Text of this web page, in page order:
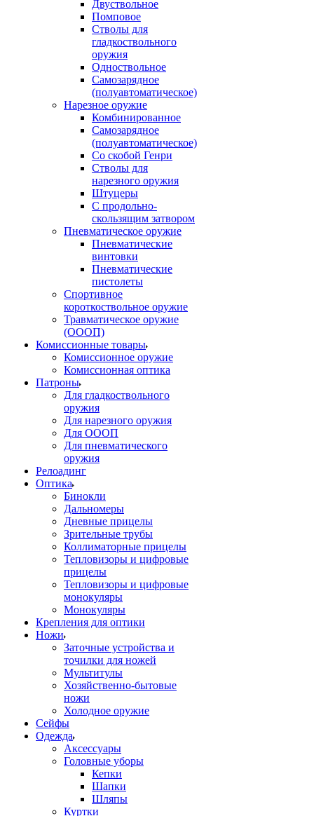
Двуствольное
Помповое
Стволы для
гладкоствольного
оружия
Одноствольное
Самозарядное
(полуавтоматическое)
Нарезное оружие
Комбинированное
Самозарядное
(полуавтоматическое)
Со скобой Генри
Стволы для
нарезного оружия
Штуцеры
С продольно-
скользящим затвором
Пневматическое оружие
Пневматические
винтовки
Пневматические
пистолеты
Спортивное
короткоствольное оружие
Травматическое оружие
(ОООП)
Комиссионные товары
Комиссионное оружие
Комиссионная оптика
Патроны
Для гладкоствольного
оружия
Для нарезного оружия
Для ОООП
Для пневматического
оружия
Релоадинг
Оптика
Бинокли
Дальномеры
Дневные прицелы
Зрительные трубы
Коллиматорные прицелы
Тепловизоры и цифровые
прицелы
Тепловизоры и цифровые
монокуляры
Монокуляры
Крепления для оптики
Ножи
Заточные устройства и
точилки для ножей
Мультитулы
Хозяйственно-бытовые
ножи
Холодное оружие
Сейфы
Одежда
Аксессуары
Головные уборы
Кепки
Шапки
Шляпы
Куртки